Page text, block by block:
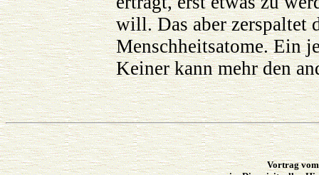
will. Das aber zerspaltet
Menschheitsatome. Ein
Keiner kann mehr den
Vortrag